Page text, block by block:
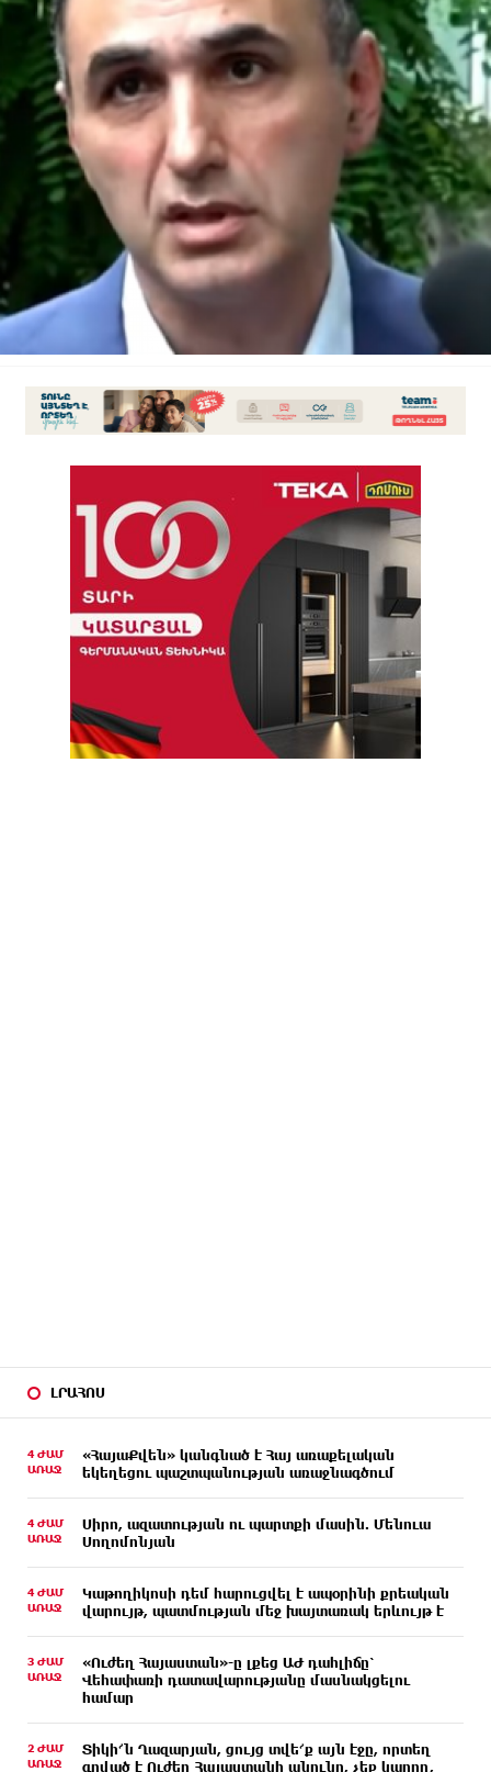
ԼՐԱՀՈՍ
4 ԺԱՄ
ԱՌԱՋ
«ՀայաՔվեն» կանգնած է Հայ առաքելական
եկեղեցու պաշտպանության առաջնագծում
4 ԺԱՄ
ԱՌԱՋ
Սիրո, ազատության ու պարտքի մասին. Մենուա
Սողոմոնյան
4 ԺԱՄ
ԱՌԱՋ
Կաթողիկոսի դեմ հարուցվել է ապօրինի քրեական
վարույթ, պատմության մեջ խայտառակ երևույթ է
3 ԺԱՄ
ԱՌԱՋ
«Ուժեղ Հայաստան»-ը լքեց ԱԺ դահլիճը՝
Վեհափառի դատավարությանը մասնակցելու
համար
2 ԺԱՄ
ԱՌԱՋ
Տիկի՜ն Ղազարյան, ցույց տվե՜ք այն էջը, որտեղ
գրված է Ուժեղ Հայաստանի անունը, չեք կարող,